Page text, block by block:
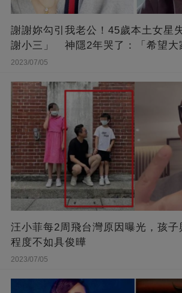
謝謝妳勾引我老公！45歲本土女星
謝小三」 神隱2年哭了：「希望大
走...」
2023/07/05
汪小菲每2周飛台灣原因曝光，孩
程度不如具俊曄
2023/07/05